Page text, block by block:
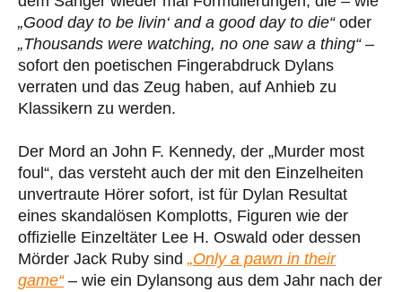
„Good day to be livin‘ and a good day to die“oder
„Thousands were watching, no one saw a thing“–
sofort den poetischen Fingerabdruck Dylans
verraten und das Zeug haben, auf Anhieb zu
Klassikern zu werden.
Der Mord an John F. Kennedy, der „Murder most
foul“, das versteht auch der mit den Einzelheiten
unvertraute Hörer sofort, ist für Dylan Resultat
eines skandalösen Komplotts, Figuren wie der
offizielle Einzeltäter Lee H. Oswald oder dessen
Mörder Jack Ruby sind „Only a pawn in their
game“– wie ein Dylansong aus dem Jahr nach der